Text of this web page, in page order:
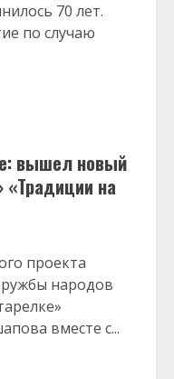
70 лет.
по случаю
вышел новый
«Традиции на
проекта
народов
вместе с...